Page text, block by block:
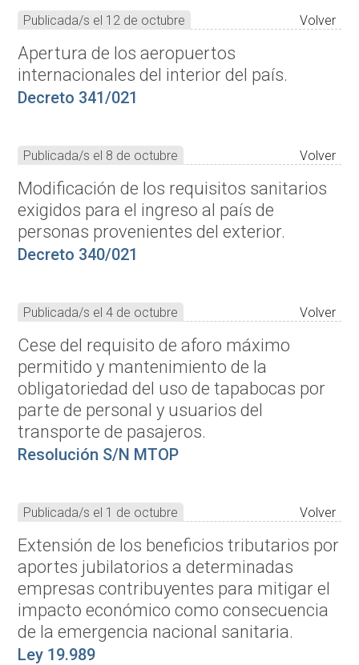
Publicada/s el 12 de octubre Volver
Apertura de los aeropuertos
internacionales del interior del país.
Decreto 341/021
Publicada/s el 8 de octubre Volver
Modificación de los requisitos sanitarios
exigidos para el ingreso al país de
personas provenientes del exterior.
Decreto 340/021
Publicada/s el 4 de octubre Volver
Cese del requisito de aforo máximo
permitido y mantenimiento de la
obligatoriedad del uso de tapabocas por
parte de personal y usuarios del
transporte de pasajeros.
Resolución S/N MTOP
Publicada/s el 1 de octubre Volver
Extensión de los beneficios tributarios por
aportes jubilatorios a determinadas
empresas contribuyentes para mitigar el
impacto económico como consecuencia
de la emergencia nacional sanitaria.
Ley 19.989